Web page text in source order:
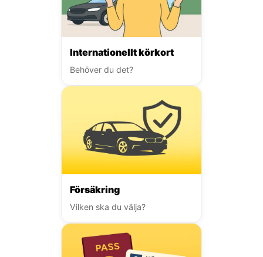
Internationellt körkort
Behöver du det?
Försäkring
Vilken ska du välja?